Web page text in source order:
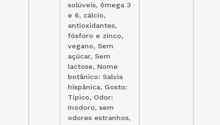
solúveis, ômega 3
e 6, cálcio,
antioxidantes,
fósforo e zinco,
vegano, Sem
açúcar, Sem
lactose, Nome
botânico: Salvia
hispânica, Gosto:
Típico, Odor:
Inodoro, sem
odores estranhos,